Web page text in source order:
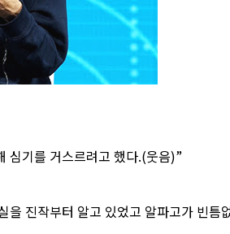
심기를 거스르려고 했다.(웃음)”
을 진작부터 알고 있었고 알파고가 빈틈